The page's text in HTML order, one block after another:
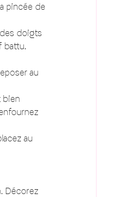
pincée de
doigts
battu.
au
bien
au
Décorez